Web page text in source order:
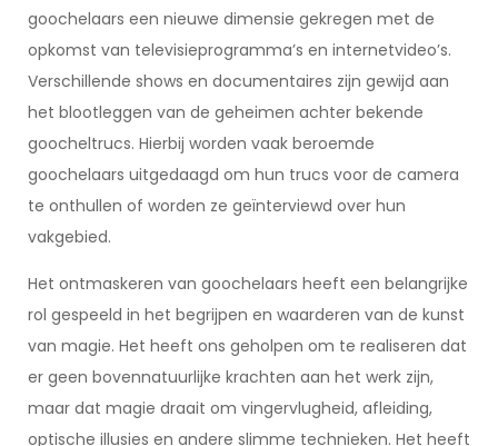
goochelaars een nieuwe dimensie gekregen met de
opkomst van televisieprogramma’s en internetvideo’s.
Verschillende shows en documentaires zijn gewijd aan
het blootleggen van de geheimen achter bekende
goocheltrucs. Hierbij worden vaak beroemde
goochelaars uitgedaagd om hun trucs voor de camera
te onthullen of worden ze geïnterviewd over hun
vakgebied.
Het ontmaskeren van goochelaars heeft een belangrijke
rol gespeeld in het begrijpen en waarderen van de kunst
van magie. Het heeft ons geholpen om te realiseren dat
er geen bovennatuurlijke krachten aan het werk zijn,
maar dat magie draait om vingervlugheid, afleiding,
optische illusies en andere slimme technieken. Het heeft